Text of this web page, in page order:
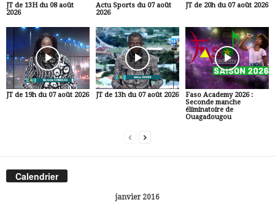
JT de 13H du 08 août
2026
Actu Sports du 07 août
2026
JT de 20h du 07 août 2026
JT de 19h du 07 août 2026 JT de 13h du 07 août 2026
Faso Academy 2026 :
Seconde manche
éliminatoire de
Ouagadougou
Calendrier
janvier 2016